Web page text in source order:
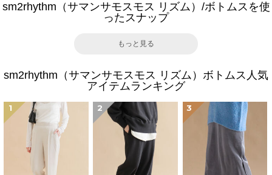
sm2rhythm（サマンサモスモス リズム）/ボトムスを使
ったスナップ
もっと見る
sm2rhythm（サマンサモスモス リズム）ボトムス人気
アイテムランキング
1 2 3